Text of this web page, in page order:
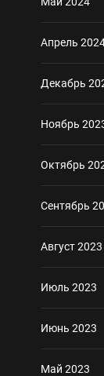
Апрель
Декабрь
Ноябрь
Октябрь
Сентябрь
Август 2023
Июль 2023
Июнь 2023
Май 2023